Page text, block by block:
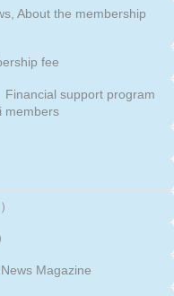
About the membership
fee
support program
members
Magazine